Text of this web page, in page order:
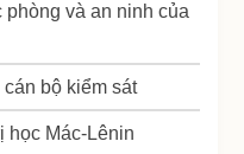
và an ninh của
bộ kiểm sát
học Mác-Lênin